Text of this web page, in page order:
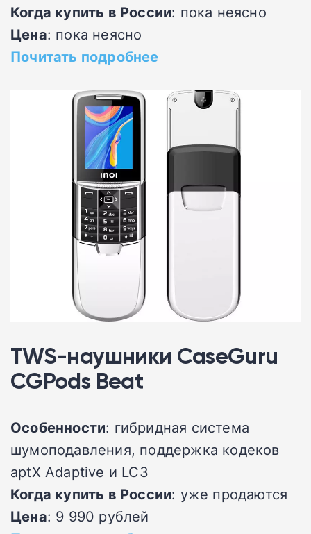
Когда купить в России: пока неясно
Цена: пока неясно
Почитать подробнее
TWS-наушники CaseGuru
CGPods Beat
Особенности: гибридная система
шумоподавления, поддержка кодеков
aptX Adaptive и LC3
Когда купить в России: уже продаются
Цена: 9 990 рублей